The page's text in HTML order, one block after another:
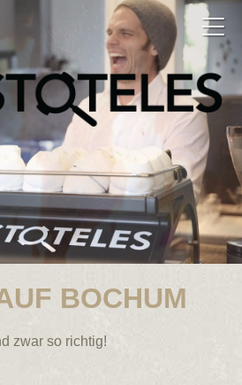
BOCHUM
zwar so richtig!